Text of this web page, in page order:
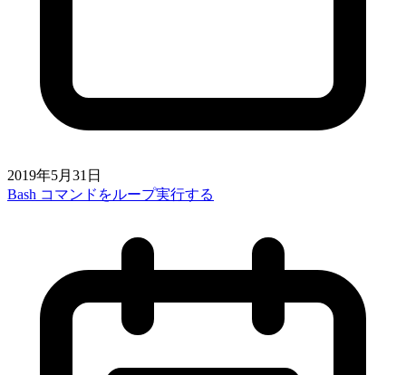
2019年5月31日
Bash コマンドをループ実行する